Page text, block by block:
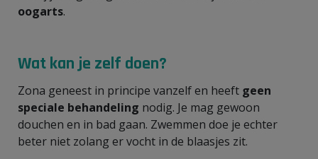
oogarts.
Wat kan je zelf doen?
Zona geneest in principe vanzelf en heeft geen
speciale behandeling nodig. Je mag gewoon
douchen en in bad gaan. Zwemmen doe je echter
beter niet zolang er vocht in de blaasjes zit.